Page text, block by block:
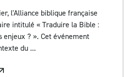
l'Alliance biblique française
intitulé « Traduire la Bible :
enjeux ? ». Cet événement
du ...